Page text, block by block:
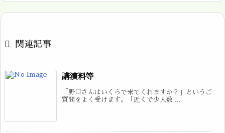
 関連記事
講演料等
「野口さんはいくらで来てくれますか？」というご
質問をよく受けます。「近くで少人数 ...